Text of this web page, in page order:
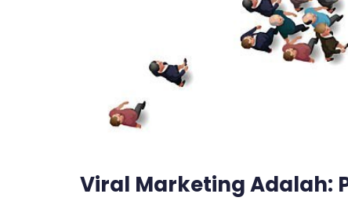
Viral Marketing Adalah: